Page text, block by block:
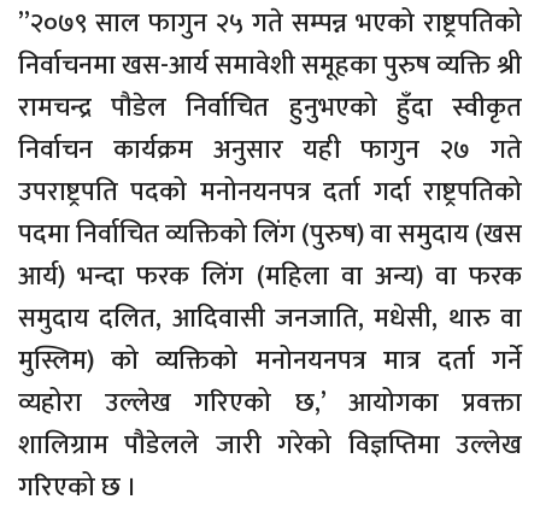
”२०७९ साल फागुन २५ गते सम्पन्न भएको राष्ट्रपतिको
निर्वाचनमा खस-आर्य समावेशी समूहका पुरुष व्यक्ति श्री
रामचन्द्र पौडेल निर्वाचित हुनुभएको हुँदा स्वीकृत
निर्वाचन कार्यक्रम अनुसार यही फागुन २७ गते
उपराष्ट्रपति पदको मनोनयनपत्र दर्ता गर्दा राष्ट्रपतिको
पदमा निर्वाचित व्यक्तिको लिंग (पुरुष) वा समुदाय (खस
आर्य) भन्दा फरक लिंग (महिला वा अन्य) वा फरक
समुदाय दलित, आदिवासी जनजाति, मधेसी, थारु वा
मुस्लिम) को व्यक्तिको मनोनयनपत्र मात्र दर्ता गर्ने
व्यहोरा उल्लेख गरिएको छ‚’ आयोगका प्रवक्ता
शालिग्राम पौडेलले जारी गरेको विज्ञप्तिमा उल्लेख
गरिएको छ ।